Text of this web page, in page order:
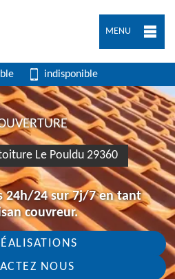
MENU
indisponible
Le Pouldu 29360
24h/24 sur 7j/7 en tant
couvreur.
NOUS